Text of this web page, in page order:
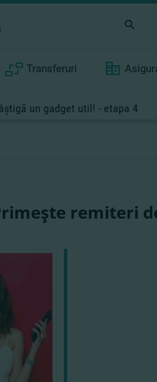
Transferuri
un gadget util! - etapa 4
remiteri